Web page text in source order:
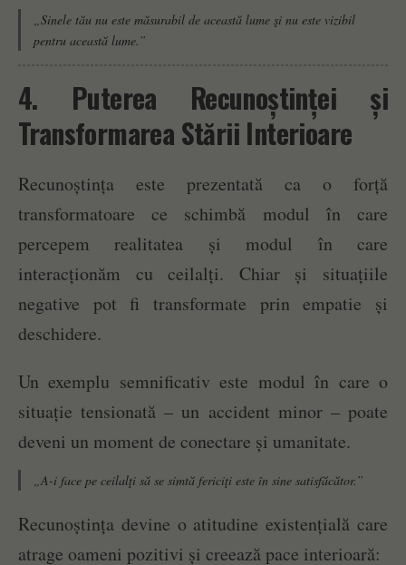
„Sinele tău nu este măsurabil de această lume şi nu este vizibil
pentru această lume.”
4. Puterea Recunoștinței și
Transformarea Stării Interioare
Recunoștința este prezentată ca o forță
transformatoare ce schimbă modul în care
percepem realitatea și modul în care
interacționăm cu ceilalți. Chiar și situațiile
negative pot fi transformate prin empatie și
deschidere.
Un exemplu semnificativ este modul în care o
situație tensionată – un accident minor – poate
deveni un moment de conectare și umanitate.
„A-i face pe ceilalţi să se simtă fericiţi este în sine satisfăcător.”
Recunoștința devine o atitudine existențială care
atrage oameni pozitivi și creează pace interioară: